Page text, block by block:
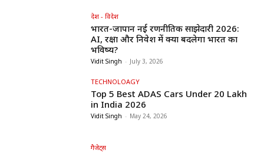
देश - विदेश
भारत-जापान नई रणनीतिक साझेदारी 2026:
AI, रक्षा और निवेश में क्या बदलेगा भारत का
भविष्य?
Vidit Singh - July 3, 2026
TECHNOLOAGY
Top 5 Best ADAS Cars Under ₹20 Lakh
in India 2026
Vidit Singh - May 24, 2026
गैजेट्स